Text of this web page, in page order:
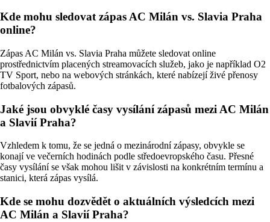
Kde mohu sledovat zápas AC Milán vs. Slavia Praha
online?
Zápas AC Milán vs. Slavia Praha můžete sledovat online
prostřednictvím placených streamovacích služeb, jako je například O2
TV Sport, nebo na webových stránkách, které nabízejí živé přenosy
fotbalových zápasů.
Jaké jsou obvyklé časy vysílání zápasů mezi AC Milán
a Slavií Praha?
Vzhledem k tomu, že se jedná o mezinárodní zápasy, obvykle se
konají ve večerních hodinách podle středoevropského času. Přesné
časy vysílání se však mohou lišit v závislosti na konkrétním termínu a
stanici, která zápas vysílá.
Kde se mohu dozvědět o aktuálních výsledcích mezi
AC Milán a Slavií Praha?